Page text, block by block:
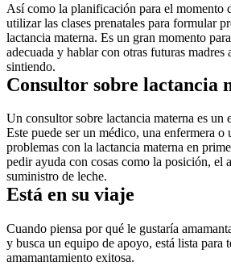
Así como la planificación para el momento
utilizar las clases prenatales para formular
lactancia materna. Es un gran momento
adecuada y hablar con otras futuras madres
sintiendo.
Consultor sobre lactancia
Un consultor sobre lactancia materna es un
Este puede ser un médico, una enfermera o
problemas con la lactancia materna en
pedir ayuda con cosas como la posición, el
suministro de leche.
Está en su viaje
Cuando piensa por qué le gustaría
y busca un equipo de apoyo, está lista para
amamantamiento exitosa.